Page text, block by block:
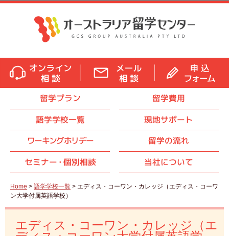
留学プラン
留学費用
語学学校一覧
現地サポート
ワーキングホリデー
留学の流れ
セミナー・ 個別相談 当社について
Home > 語学学校一覧 > エディス・コーワン・カレッジ（エディス・コーワ
ン大学付属英語学校）
エディス・コーワン・カレッジ（エ